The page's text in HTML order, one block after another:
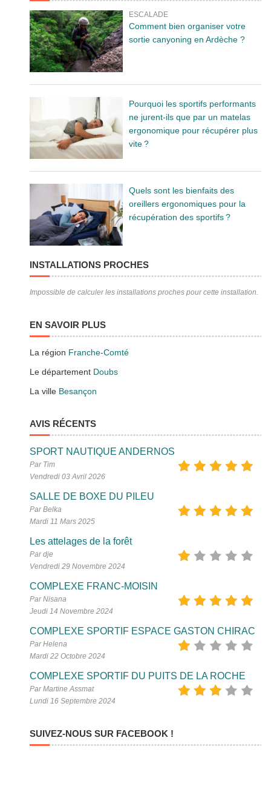
ESCALADE
Comment bien organiser votre
sortie canyoning en Ardèche ?
Pourquoi les sportifs performants
ne jurent-ils que par un matelas
ergonomique pour récupérer plus
vite ?
Quels sont les bienfaits des
oreillers ergonomiques pour la
récupération des sportifs ?
INSTALLATIONS PROCHES
Impossible de calculer les installations proches pour cette installation.
EN SAVOIR PLUS
La région Franche-Comté
Le département Doubs
La ville Besançon
AVIS RÉCENTS
SPORT NAUTIQUE ANDERNOS
Par Tim
Vendredi 03 Avril 2026
SALLE DE BOXE DU PILEU
Par Belka
Mardi 11 Mars 2025
Les attelages de la forêt
Par dje
Vendredi 29 Novembre 2024
COMPLEXE FRANC-MOISIN
Par Nisana
Jeudi 14 Novembre 2024
COMPLEXE SPORTIF ESPACE GASTON CHIRAC
Par Helena
Mardi 22 Octobre 2024
COMPLEXE SPORTIF DU PUITS DE LA ROCHE
Par Martine Assmat
Lundi 16 Septembre 2024
SUIVEZ-NOUS SUR FACEBOOK !